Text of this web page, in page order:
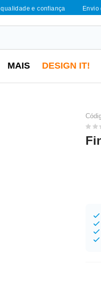
qualidade e confiança Envio
MAIS DESIGN IT!